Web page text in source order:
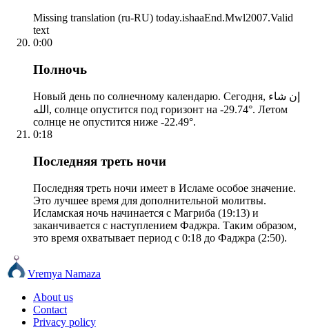
Missing translation (ru-RU) today.ishaaEnd.Mwl2007.Valid
text
0:00
Полночь
Новый день по солнечному календарю. Сегодня, إن شاء
الله, солнце опустится под горизонт на -29.74°. Летом
солнце не опустится ниже -22.49°.
0:18
Последняя треть ночи
Последняя треть ночи имеет в Исламе особое значение.
Это лучшее время для дополнительной молитвы.
Исламская ночь начинается с Магриба (19:13) и
заканчивается с наступлением Фаджра. Таким образом,
это время охватывает период с 0:18 до Фаджра (2:50).
Vremya Namaza
About us
Contact
Privacy policy